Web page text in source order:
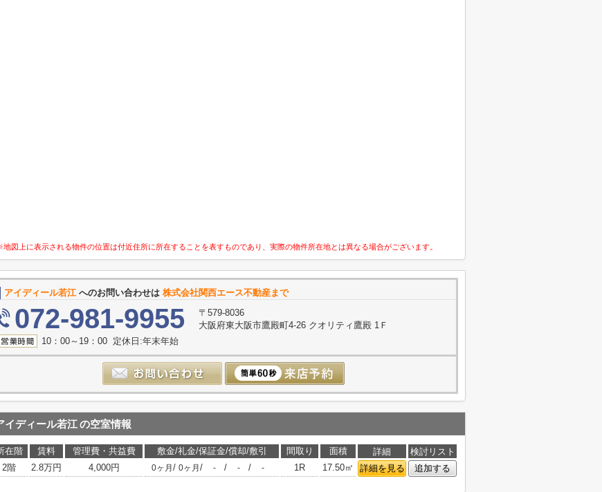
図上に表示される物件の位置は付近住所に所在することを表すものであり、実際の物件所在地とは異なる場合がございます。
アイディール若江 へのお問い合わせは 株式会社関西エース不動産まで
072-981-9955
〒579-8036
大阪府東大阪市鷹殿町4-26 クオリティ鷹殿 1Ｆ
10：00～19：00 定休日:年末年始
イディール若江の空室情報
在階 賃料 管理費・共益費 敷金/礼金/保証金/償却/敷引 間取り 面積 詳細
検討リスト
2階
2.8万円 4,000円 0ヶ月 / 0ヶ月 / - / - / - 1R 17.50㎡ 詳細を見る 追加する